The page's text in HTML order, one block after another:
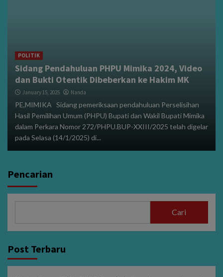
POLITIK
Sidang Pendahuluan PHPU Mimika 2024, Video
dan Bukti Otentik Dibeberkan ke Hakim MK
January 15, 2025 Nanda
PE,MIMIKA Sidang pemeriksaan pendahuluan Perselisihan
Hasil Pemilihan Umum (PHPU) Bupati dan Wakil Bupati Mimika
dalam Perkara Nomor 272/PHPU.BUP-XXIII/2025 telah digelar
pada Selasa (14/1/2025) di...
Pencarian
Cari
Post Terbaru